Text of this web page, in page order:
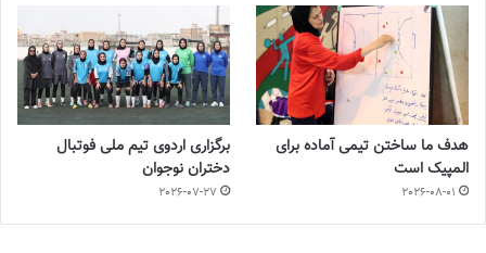
هدف ما ساختن تیمی آماده برای
المپیک است
2026-08-01
برگزاری اردوی تیم ملی فوتبال
دختران نوجوان
2026-07-27